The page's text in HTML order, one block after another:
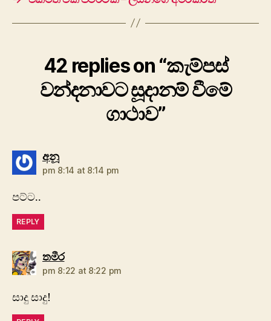
42 replies on “කැම්පස්
වන්දනාවට සූදානම් වීමේ
ගාථාව”
අනූsays:
pm 8:14 at 8:14 pm
පට්ට..
REPLY
තමීරsays:
pm 8:22 at 8:22 pm
සාදු සාදු!